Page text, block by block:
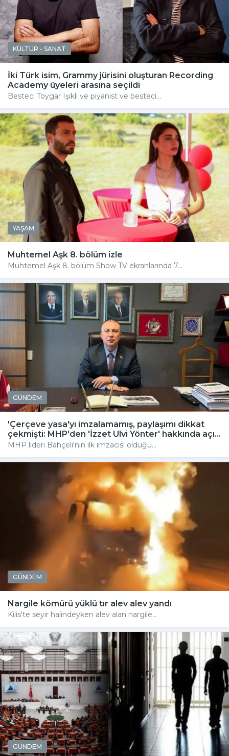
KÜLTÜR - SANAT
İki Türk isim, Grammy jürisini oluşturan Recording
Academy üyeleri arasına seçildi
Besteci Toygar Işıklı ve piyanist ve besteci...
YAŞAM
Muhtemel Aşk 8. bölüm izle
Muhtemel Aşk 8. bölüm Show TV ekranlarında 7...
GÜNDEM
'Çerçeve yasa'yı imzalamamış, paylaşımı dikkat
çekmişti: MHP'den 'İzzet Ulvi Yönter' hakkında açı...
MHP lideri Bahçeli'nin ilk imzacısı olduğu...
GÜNDEM
Nargile kömürü yüklü tır alev alev yandı
Kilis'te seyir halindeyken alev alan nargile...
GÜNDEM